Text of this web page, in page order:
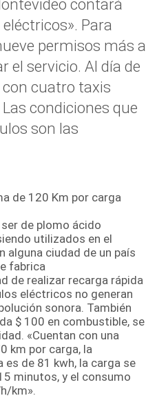
contará
Para
permisos más a
el servicio. Al día de
cuatro taxis
condiciones que
son las
de 120 Km por carga
de plomo ácido
utilizados en el
alguna ciudad de un país
fabrica
de realizar recarga rápida
eléctricos no generan
sonora. También
$ 100 en combustible, se
«Cuentan con una
km por carga, la
es de 81 kwh, la carga se
minutos, y el consumo
km».